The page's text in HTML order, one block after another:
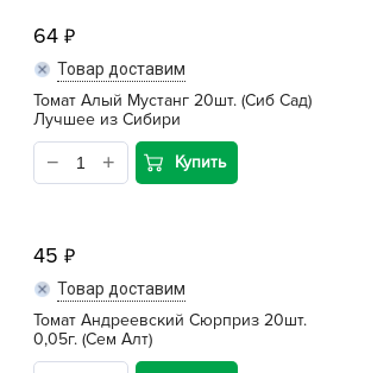
64
Товар доставим
Томат Алый Мустанг 20шт. (Сиб Сад)
Лучшее из Сибири
Купить
45
Товар доставим
Томат Андреевский Сюрприз 20шт.
0,05г. (Сем Алт)